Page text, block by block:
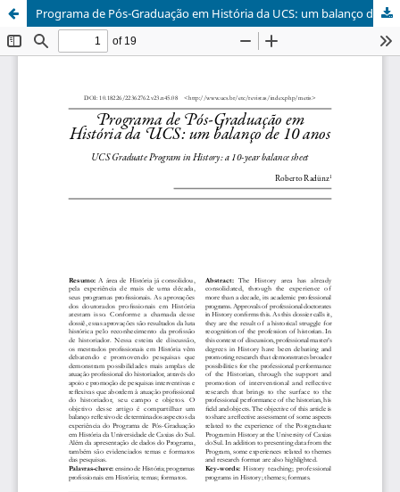
Programa de Pós-Graduação em História da UCS: um balanço de 10 anos